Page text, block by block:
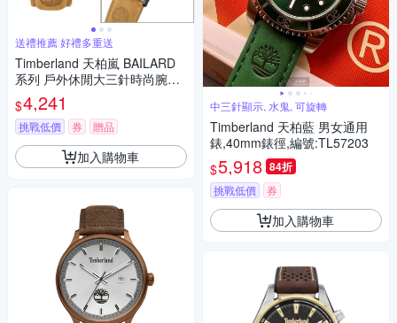
送禮推薦 好禮多重送
Timberland 天柏嵐 BAILARD
系列 戶外休閒大三針時尚腕錶-
TDWGB2201702
$4,241
挑戰低價 券 贈品
加入購物車
中三針顯示, 水鬼, 可旋轉
Timberland 天柏藍 男女通用
錶,40mm錶徑,編號:TL57203
$5,918 84折
挑戰低價 券
加入購物車